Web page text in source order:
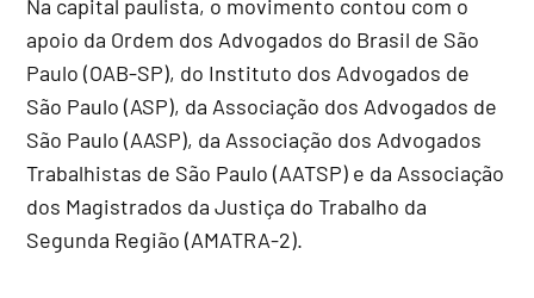
Na capital paulista, o movimento contou com o
apoio da Ordem dos Advogados do Brasil de São
Paulo (OAB-SP), do Instituto dos Advogados de
São Paulo (ASP), da Associação dos Advogados de
São Paulo (AASP), da Associação dos Advogados
Trabalhistas de São Paulo (AATSP) e da Associação
dos Magistrados da Justiça do Trabalho da
Segunda Região (AMATRA-2).